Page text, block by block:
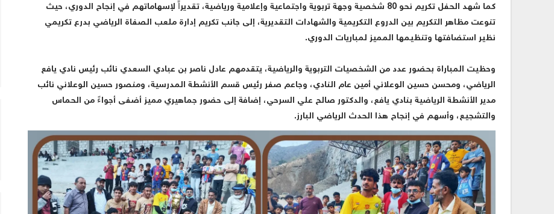
كما شهد الحفل تكريم نحو 80 شخصية وجهة تربوية واجتماعية وإعلامية ورياضية، تقديراً لإسهاماتهم في إنجاح الدوري، حيث
تنوعت مظاهر التكريم بين الدروع التكريمية والشهادات التقديرية، إلى جانب تكريم إدارة ملعب الصفاة الرياضي بدرع تكريمي
نظير استضافتها وتنظيمها المميز لمباريات الدوري.
وحظيت المباراة بحضور عدد من الشخصيات التربوية والرياضية، يتقدمهم عادل ناصر بن عبادي السعدي نائب رئيس نادي يافع
الرياضي، ومحسن حسين الوعلاني أمين عام النادي، وجاعم صفر رئيس قسم الأنشطة المدرسية، ومنصور حسين الوعلاني نائب
مدير الأنشطة الرياضية بنادي يافع، والدكتور صالح علي السرحي، إضافة إلى حضور جماهيري مميز أضفى أجواءً من الحماس
والتشجيع، وأسهم في إنجاح هذا الحدث الرياضي البارز.